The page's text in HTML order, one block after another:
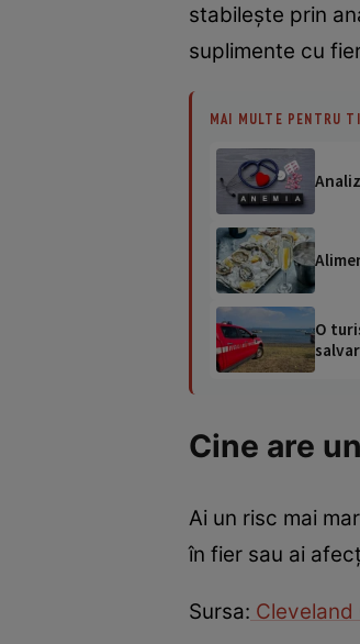
stabilește prin
suplimente cu
MAI MULTE PENTRU
O
Cine are
Ai un risc mai
în fier sau ai
Sursa: Cleveland